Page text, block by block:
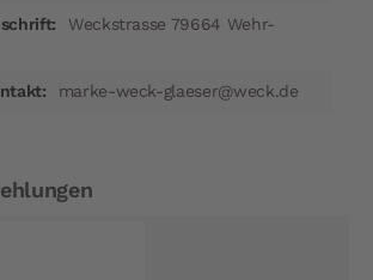
Weckstrasse 79664 Wehr-
marke-weck-glaeser@weck.de